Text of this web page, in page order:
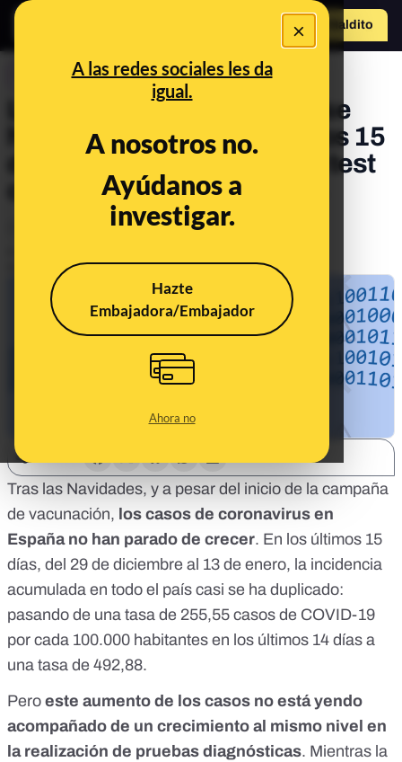
×
A las redes sociales les da
igual.
A nosotros no.
Ayúdanos a
investigar.
Hazte
Embajadora/Embajador
Ahora no
Hazte Maldito
CONTROL DEL PODER
Los casos de coronavirus se
han duplicado en los últimos 15
días, pero la realización de test
crece algo menos del 20%
Actualizado elJan 15, 2021, 7:51:00 AM
Tras las Navidades, y a pesar del inicio de la campaña
de vacunación, los casos de coronavirus en
España no han parado de crecer. En los últimos 15
días, del 29 de diciembre al 13 de enero, la incidencia
acumulada en todo el país casi se ha duplicado:
pasando de una tasa de 255,55 casos de COVID-19
por cada 100.000 habitantes en los últimos 14 días a
una tasa de 492,88.
Pero este aumento de los casos no está yendo
acompañado de un crecimiento al mismo nivel en
la realización de pruebas diagnósticas. Mientras la